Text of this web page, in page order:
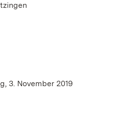
3. November 2019